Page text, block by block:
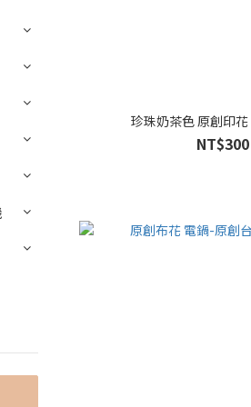
珍珠奶茶色 原創印
NT$300